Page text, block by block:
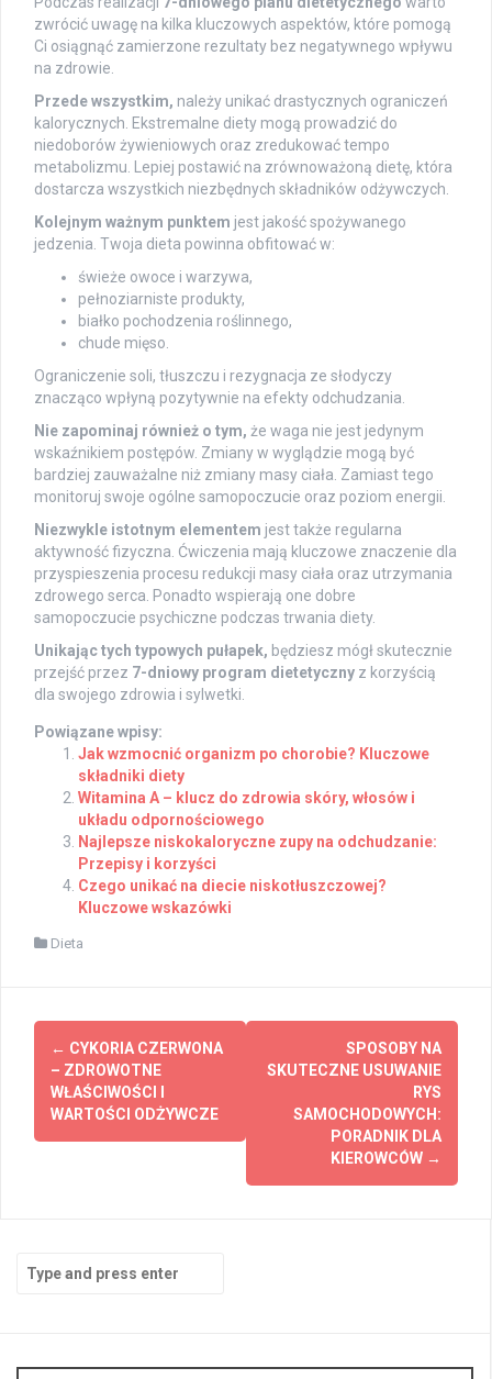
zwrócić uwagę na kilka kluczowych aspektów, które pomogą
Ci osiągnąć zamierzone rezultaty bez negatywnego wpływu
na zdrowie.
Przede wszystkim, należy unikać drastycznych ograniczeń
kalorycznych. Ekstremalne diety mogą prowadzić do
niedoborów żywieniowych oraz zredukować tempo
metabolizmu. Lepiej postawić na zrównoważoną dietę, która
dostarcza wszystkich niezbędnych składników odżywczych.
Kolejnym ważnym punktem jest jakość spożywanego
jedzenia. Twoja dieta powinna obfitować w:
świeże owoce i warzywa,
pełnoziarniste produkty,
białko pochodzenia roślinnego,
chude mięso.
Ograniczenie soli, tłuszczu i rezygnacja ze słodyczy
znacząco wpłyną pozytywnie na efekty odchudzania.
Nie zapominaj również o tym, że waga nie jest jedynym
wskaźnikiem postępów. Zmiany w wyglądzie mogą być
bardziej zauważalne niż zmiany masy ciała. Zamiast tego
monitoruj swoje ogólne samopoczucie oraz poziom energii.
Niezwykle istotnym elementem jest także regularna
aktywność fizyczna. Ćwiczenia mają kluczowe znaczenie dla
przyspieszenia procesu redukcji masy ciała oraz utrzymania
zdrowego serca. Ponadto wspierają one dobre
samopoczucie psychiczne podczas trwania diety.
Unikając tych typowych pułapek, będziesz mógł skutecznie
przejść przez 7-dniowy program dietetyczny z korzyścią
dla swojego zdrowia i sylwetki.
Powiązane wpisy:
Jak wzmocnić organizm po chorobie? Kluczowe
składniki diety
Witamina A – klucz do zdrowia skóry, włosów i
układu odpornościowego
Najlepsze niskokaloryczne zupy na odchudzanie:
Przepisy i korzyści
Czego unikać na diecie niskotłuszczowej?
Kluczowe wskazówki
Dieta
Post
navigation
← CYKORIA CZERWONA
– ZDROWOTNE
WŁAŚCIWOŚCI I
WARTOŚCI ODŻYWCZE
SPOSOBY NA
SKUTECZNE USUWANIE
RYS
SAMOCHODOWYCH:
PORADNIK DLA
KIEROWCÓW →
for: